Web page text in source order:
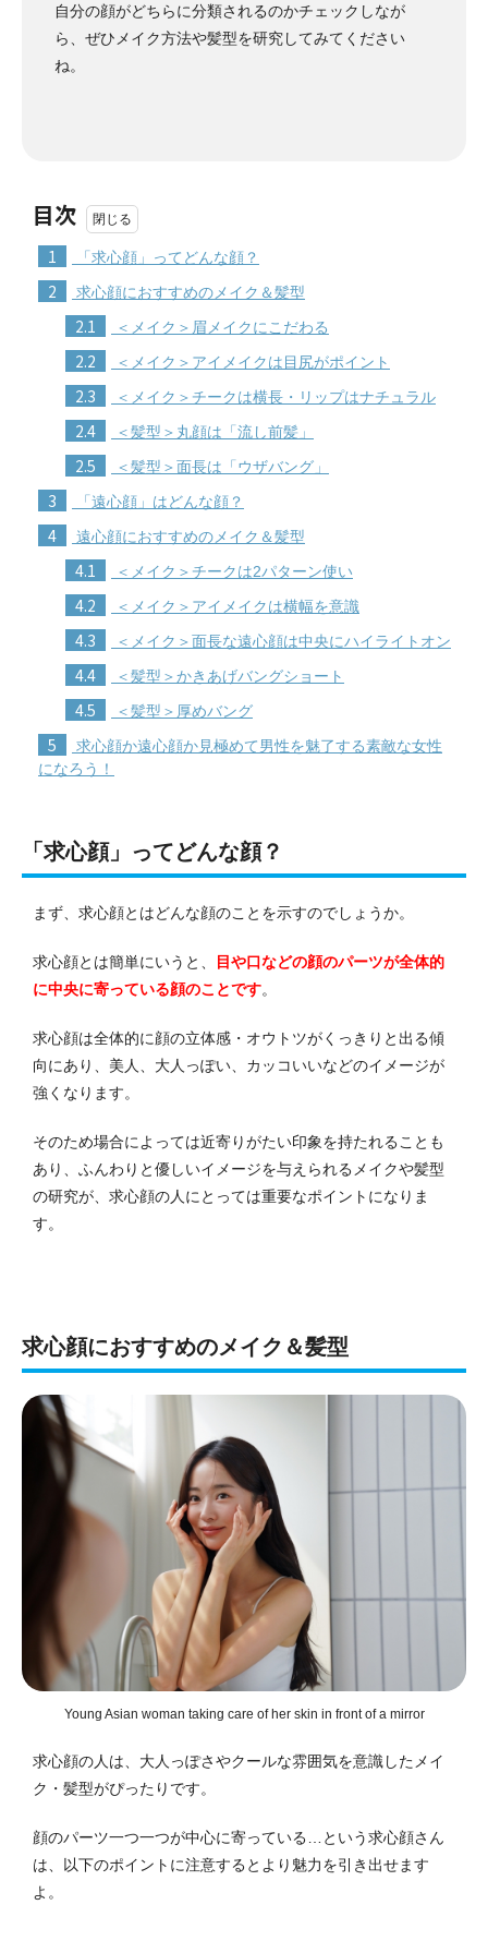
自分の顔がどちらに分類されるのかチェックしなが
ら、ぜひメイク方法や髪型を研究してみてください
ね。
目次
1 「求心顔」ってどんな顔？
2 求心顔におすすめのメイク＆髪型
2.1 ＜メイク＞眉メイクにこだわる
2.2 ＜メイク＞アイメイクは目尻がポイント
2.3 ＜メイク＞チークは横長・リップはナチュラル
2.4 ＜髪型＞丸顔は「流し前髪」
2.5 ＜髪型＞面長は「ウザバング」
3 「遠心顔」はどんな顔？
4 遠心顔におすすめのメイク＆髪型
4.1 ＜メイク＞チークは2パターン使い
4.2 ＜メイク＞アイメイクは横幅を意識
4.3 ＜メイク＞面長な遠心顔は中央にハイライトオン
4.4 ＜髪型＞かきあげバングショート
4.5 ＜髪型＞厚めバング
5
求心顔か遠心顔か見極めて男性を魅了する素敵な女性
になろう！
「求心顔」ってどんな顔？
まず、求心顔とはどんな顔のことを示すのでしょうか。
求心顔とは簡単にいうと、
目や口などの顔のパーツが全体的
に中央に寄っている顔のことです。
求心顔は全体的に顔の立体感・オウトツがくっきりと出る傾
向にあり、美人、大人っぽい、カッコいいなどのイメージが
強くなります。
そのため場合によっては近寄りがたい印象を持たれることも
あり、ふんわりと優しいイメージを与えられるメイクや髪型
の研究が、求心顔の人にとっては重要なポイントになりま
す。
求心顔におすすめのメイク＆髪型
Young Asian woman taking care of her skin in front of a mirror
求心顔の人は、大人っぽさやクールな雰囲気を意識したメイ
ク・髪型がぴったりです。
顔のパーツ一つ一つが中心に寄っている…という求心顔さん
は、以下のポイントに注意するとより魅力を引き出せます
よ。